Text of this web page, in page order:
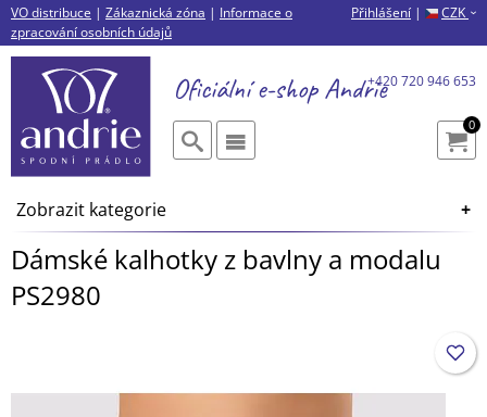
Přihlášení | CZK ›
VO distribuce | Zákaznická zóna | Informace o
zpracování osobních údajů
Oficiální e-shopAndrie
0
+420 720 946 653
Zobrazit kategorie
Dámské kalhotky z bavlny a modalu
PS2980